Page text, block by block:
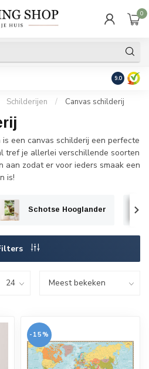
0
Achteraf
9.0
Schilderijen / Canvas schilderij
een canvas schilderij een perfecte
tref je allerlei verschillende soorten
aan zodat er voor ieders smaak een
is!
Schotse Hooglander
-15%